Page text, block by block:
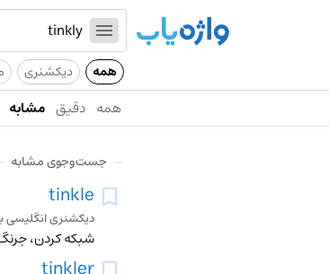
همه دیکشنری
همه دقیق مشابه
جست‌وجوی مشابه
tinkle
دیکشنری انگلیسی
شبکه کردن،